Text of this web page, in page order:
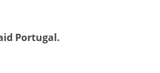
Portugal.